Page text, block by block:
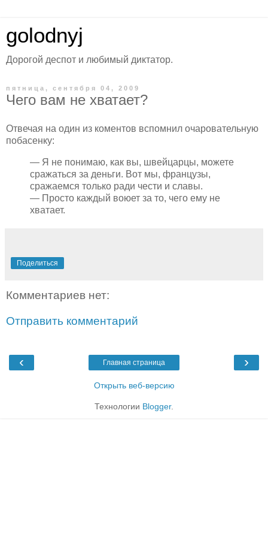
golodnyj
Дорогой деспот и любимый диктатор.
пятница, сентября 04, 2009
Чего вам не хватает?
Отвечая на один из коментов вспомнил очаровательную
побасенку:
— Я не понимаю, как вы, швейцарцы, можете
сражаться за деньги. Вот мы, французы,
сражаемся только ради чести и славы.
— Просто каждый воюет за то, чего ему не
хватает.
Поделиться
Комментариев нет:
Отправить комментарий
‹ ›
Главная страница
Открыть веб-версию
Технологии Blogger.